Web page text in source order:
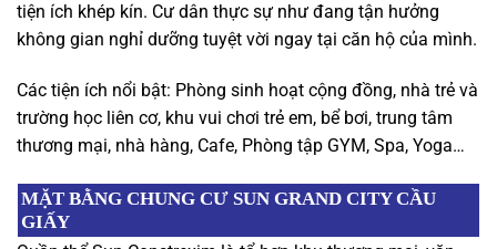
tiện ích khép kín. Cư dân thực sự như đang tận hưởng
không gian nghỉ dưỡng tuyệt vời ngay tại căn hộ của mình.
Các tiện ích nổi bật: Phòng sinh hoạt cộng đồng, nhà trẻ và
trường học liên cơ, khu vui chơi trẻ em, bể bơi, trung tâm
thương mại, nhà hàng, Cafe, Phòng tập GYM, Spa, Yoga…
MẶT BẰNG CHUNG CƯ SUN GRAND CITY CẦU
GIẤY